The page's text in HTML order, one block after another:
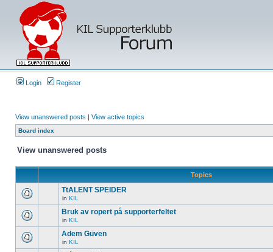
Login Register
View unanswered posts | View active topics
Board index
View unanswered posts
Topics
TtALENT SPEIDER
in KIL
Bruk av ropert på supporterfeltet
in KIL
Adem Güven
in KIL